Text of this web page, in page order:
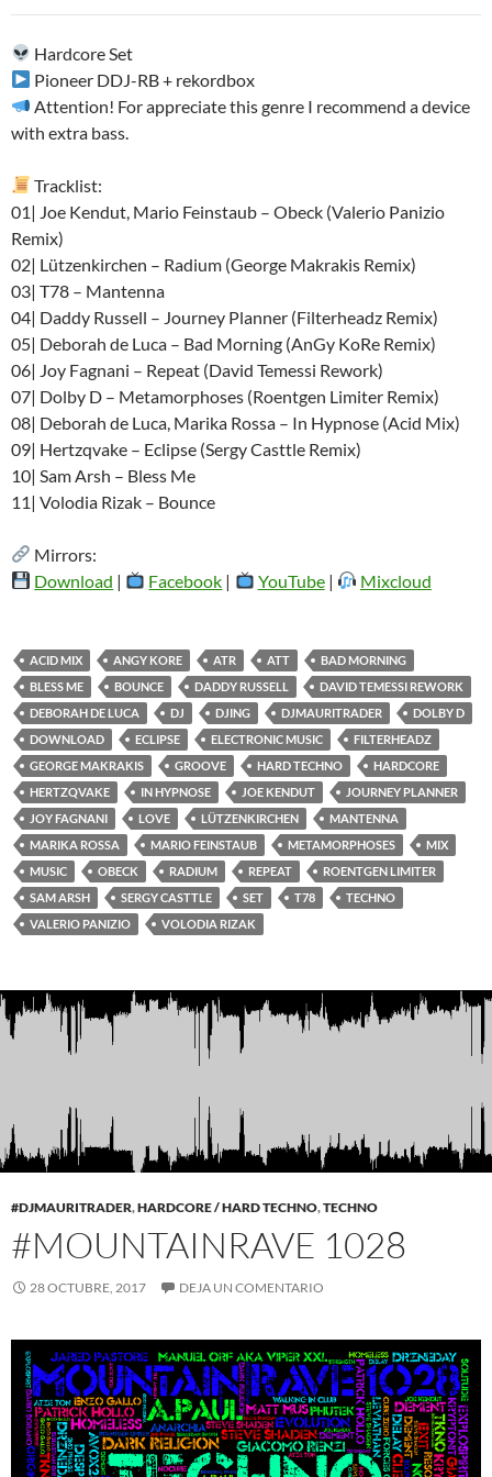
audio
Hardcore Set
Pioneer DDJ-RB + rekordbox
Attention! For appreciate this genre I recommend a device
with extra bass.
Tracklist:
01| Joe Kendut, Mario Feinstaub – Obeck (Valerio Panizio
Remix)
02| Lützenkirchen – Radium (George Makrakis Remix)
03| T78 – Mantenna
04| Daddy Russell – Journey Planner (Filterheadz Remix)
05| Deborah de Luca – Bad Morning (AnGy KoRe Remix)
06| Joy Fagnani – Repeat (David Temessi Rework)
07| Dolby D – Metamorphoses (Roentgen Limiter Remix)
08| Deborah de Luca, Marika Rossa – In Hypnose (Acid Mix)
09| Hertzqvake – Eclipse (Sergy Casttle Remix)
10| Sam Arsh – Bless Me
11| Volodia Rizak – Bounce
Mirrors:
Download | Facebook | YouTube| Mixcloud
ACID MIX ANGY KORE ATR ATT
BAD MORNING
BLESS ME
BOUNCE DADDY RUSSELL
DAVID TEMESSI REWORK
DEBORAH DE LUCA
DJ DJING DJMAURITRADER
DOLBY D
DOWNLOAD
ECLIPSE ELECTRONIC MUSIC
FILTERHEADZ
GEORGE MAKRAKIS
GROOVE HARD TECHNO
HARDCORE
HERTZQVAKE
IN HYPNOSE JOE KENDUT
JOURNEY PLANNER
JOY FAGNANI
LOVE LÜTZENKIRCHEN
MANTENNA
MARIKA ROSSA
MARIO FEINSTAUB METAMORPHOSES
MIX
MUSIC
OBECK RADIUM REPEAT
ROENTGEN LIMITER
SAM ARSH
SERGY CASTTLE SET T78
TECHNO
VALERIO PANIZIO
VOLODIA RIZAK
#DJMAURITRADER,HARDCORE / HARD TECHNO,TECHNO
#MOUNTAINRAVE 1028
28 OCTUBRE, 2017 DEJA UN COMENTARIO